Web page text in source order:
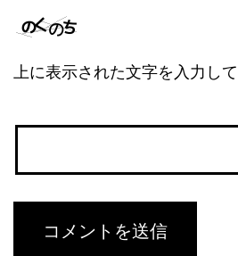
上に表示された文字を入力し